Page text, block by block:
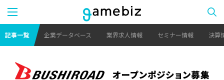
記事一覧 企業データベース 業界求人情報 セミナー情報 決算